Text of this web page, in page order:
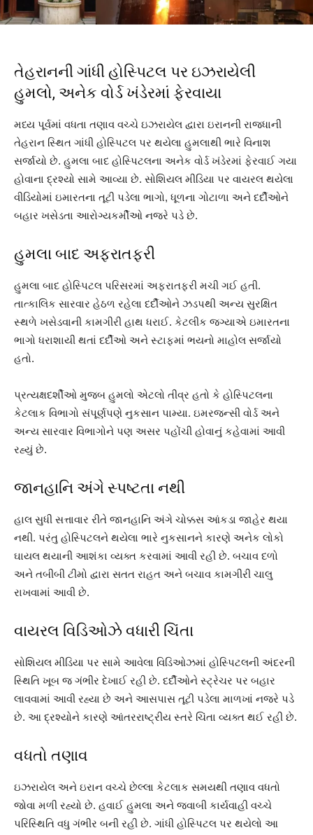
તેહરાનની ગાંધી હોસ્પિટલ પર ઇઝરાયેલી
હુમલો, અનેક વોર્ડ ખંડેરમાં ફેરવાયા
મધ્ય પૂર્વમાં વધતા તણાવ વચ્ચે ઇઝરાયેલ દ્વારા ઇરાનની રાજધાની
તેહરાન સ્થિત ગાંધી હોસ્પિટલ પર થયેલા હુમલાથી ભારે વિનાશ
સર્જાયો છે. હુમલા બાદ હોસ્પિટલના અનેક વોર્ડ ખંડેરમાં ફેરવાઈ ગયા
હોવાના દ્રશ્યો સામે આવ્યા છે. સોશિયલ મીડિયા પર વાયરલ થયેલા
વીડિયોમાં ઇમારતના તૂટી પડેલા ભાગો, ધૂળના ગોટાળા અને દર્દીઓને
બહાર ખસેડતા આરોગ્યકર્મીઓ નજરે પડે છે.
હુમલા બાદ અફરાતફરી
હુમલા બાદ હોસ્પિટલ પરિસરમાં અફરાતફરી મચી ગઈ હતી.
તાત્કાલિક સારવાર હેઠળ રહેલા દર્દીઓને ઝડપથી અન્ય સુરક્ષિત
સ્થળે ખસેડવાની કામગીરી હાથ ધરાઈ. કેટલીક જગ્યાએ ઇમારતના
ભાગો ધરાશાયી થતાં દર્દીઓ અને સ્ટાફમાં ભયનો માહોલ સર્જાયો
હતો.
પ્રત્યક્ષદર્શીઓ મુજબ હુમલો એટલો તીવ્ર હતો કે હોસ્પિટલના
કેટલાક વિભાગો સંપૂર્ણપણે નુકસાન પામ્યા. ઇમરજન્સી વોર્ડ અને
અન્ય સારવાર વિભાગોને પણ અસર પહોંચી હોવાનું કહેવામાં આવી
રહ્યું છે.
જાનહાનિ અંગે સ્પષ્ટતા નથી
હાલ સુધી સત્તાવાર રીતે જાનહાનિ અંગે ચોક્કસ આંકડા જાહેર થયા
નથી. પરંતુ હોસ્પિટલને થયેલા ભારે નુકસાનને કારણે અનેક લોકો
ઘાયલ થયાની આશંકા વ્યક્ત કરવામાં આવી રહી છે. બચાવ દળો
અને તબીબી ટીમો દ્વારા સતત રાહત અને બચાવ કામગીરી ચાલુ
રાખવામાં આવી છે.
વાયરલ વિડિઓઝે વધારી ચિંતા
સોશિયલ મીડિયા પર સામે આવેલા વિડિઓઝમાં હોસ્પિટલની અંદરની
સ્થિતિ ખૂબ જ ગંભીર દેખાઈ રહી છે. દર્દીઓને સ્ટ્રેચર પર બહાર
લાવવામાં આવી રહ્યા છે અને આસપાસ તૂટી પડેલા માળખાં નજરે પડે
છે. આ દ્રશ્યોને કારણે આંતરરાષ્ટ્રીય સ્તરે ચિંતા વ્યક્ત થઈ રહી છે.
વધતો તણાવ
ઇઝરાયેલ અને ઇરાન વચ્ચે છેલ્લા કેટલાક સમયથી તણાવ વધતો
જોવા મળી રહ્યો છે. હવાઈ હુમલા અને જવાબી કાર્યવાહી વચ્ચે
પરિસ્થિતિ વધુ ગંભીર બની રહી છે. ગાંધી હોસ્પિટલ પર થયેલો આ